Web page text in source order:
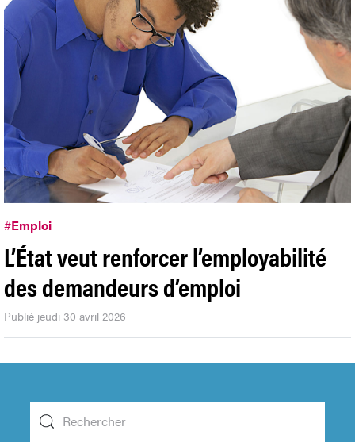
#Emploi
L’État veut renforcer l’employabilité
des demandeurs d’emploi
Publié jeudi 30 avril 2026